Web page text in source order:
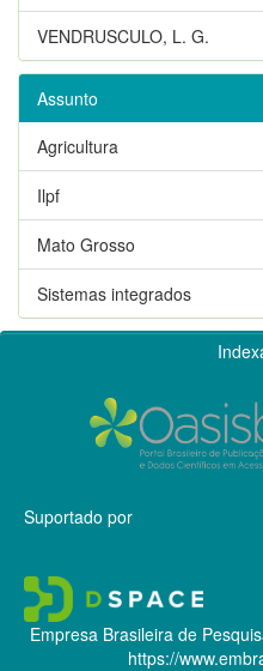
VENDRUSCULO, L. G.
Assunto
Agricultura
Ilpf
Mato Grosso
Sistemas integrados
Suportado por
Empresa Brasileira de
https://